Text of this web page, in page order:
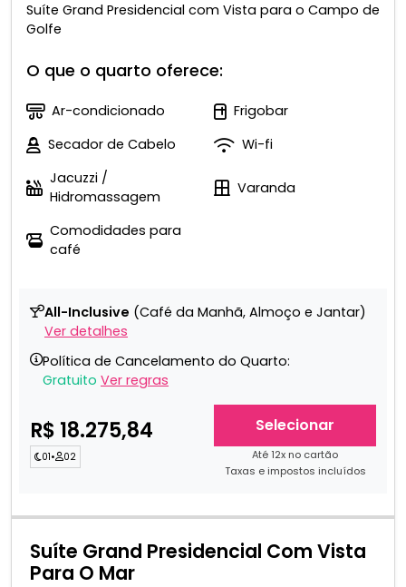
Suíte Grand Presidencial com Vista para o Campo de
Golfe
O que o quarto oferece:
Ar-condicionado
Frigobar
Secador de Cabelo
Wi-fi
Jacuzzi /
Hidromassagem
Varanda
Comodidades para
café
All-Inclusive (Café da Manhã, Almoço e Jantar)
Ver detalhes
Política de Cancelamento do Quarto:
Gratuito Ver regras
R$ 18.275,84
01• 02
Selecionar
Até 12x no cartão
Taxas e impostos incluídos
Suíte Grand Presidencial Com Vista
Para O Mar